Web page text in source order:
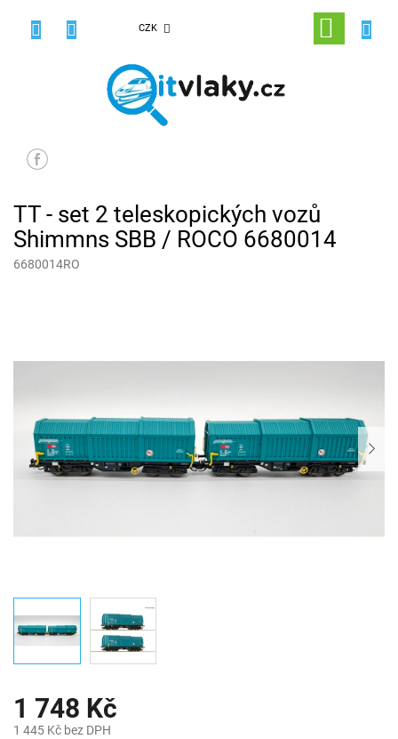
CZK
NÁKUPNÍ
KOŠÍK
TT - set 2 teleskopických vozů
Shimmns SBB / ROCO 6680014
6680014RO
1 748 Kč
1 445 Kč bez DPH